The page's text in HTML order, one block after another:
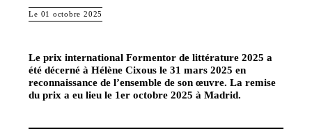
Le 01 octobre 2025
Le prix international Formentor de littérature 2025 a
été décerné à Hélène Cixous le 31 mars 2025 en
reconnaissance de l’ensemble de son œuvre. La remise
du prix a eu lieu le 1er octobre 2025 à Madrid.